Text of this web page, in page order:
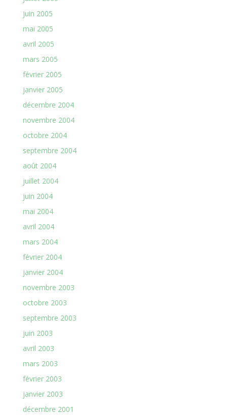
juin 2005
mai 2005
avril 2005
mars 2005
février 2005
janvier 2005
décembre 2004
novembre 2004
octobre 2004
septembre 2004
août 2004
juillet 2004
juin 2004
mai 2004
avril 2004
mars 2004
février 2004
janvier 2004
novembre 2003
octobre 2003
septembre 2003
juin 2003
avril 2003
mars 2003
février 2003
janvier 2003
décembre 2001